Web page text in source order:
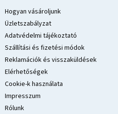
Hogyan vásároljunk
Üzletszabályzat
Adatvédelmi tájékoztató
Szállítási és fizetési módok
Reklamációk és visszaküldések
Elérhetőségek
Cookie-k használata
Impresszum
Rólunk